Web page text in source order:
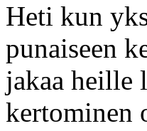
Heti kun
punaiseen
jakaa heille
kertominen